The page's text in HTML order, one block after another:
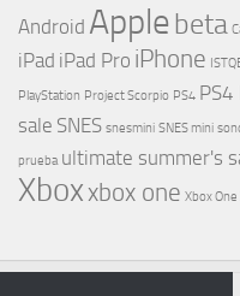
Android Applebeta
iPad iPad Pro iPhone
PlayStation Project Scorpio PS4 PS4
sale SNES snesmini SNES mini
prueba ultimate summer's
Xboxxbox one Xbox One